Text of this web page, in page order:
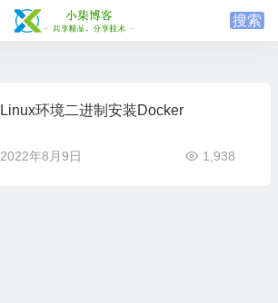
Linux环境二进制安装Docker
2022年8月9日 1,938